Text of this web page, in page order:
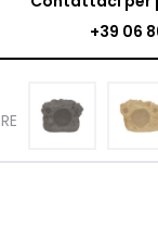
+39 06